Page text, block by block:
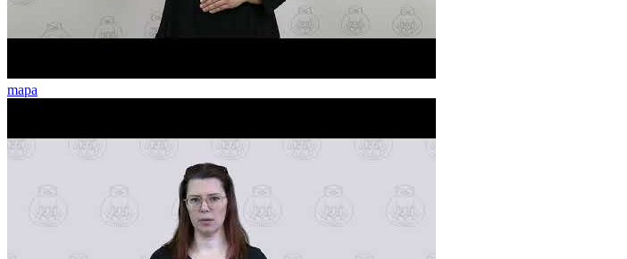
mapa